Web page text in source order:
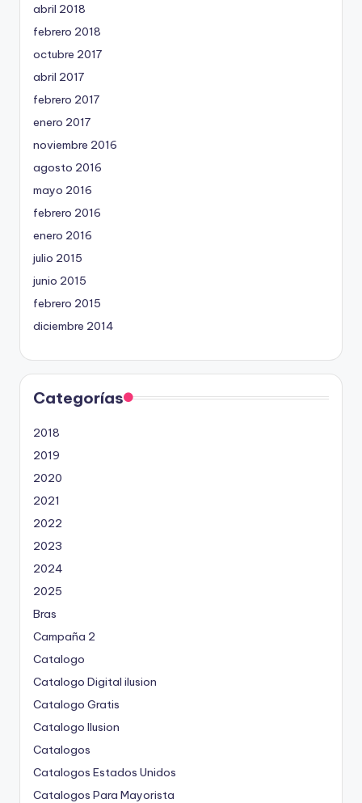
abril 2018
febrero 2018
octubre 2017
abril 2017
febrero 2017
enero 2017
noviembre 2016
agosto 2016
mayo 2016
febrero 2016
enero 2016
julio 2015
junio 2015
febrero 2015
diciembre 2014
Categorías
2018
2019
2020
2021
2022
2023
2024
2025
Bras
Campaña 2
Catalogo
Catalogo Digital ilusion
Catalogo Gratis
Catalogo Ilusion
Catalogos
Catalogos Estados Unidos
Catalogos Para Mayorista